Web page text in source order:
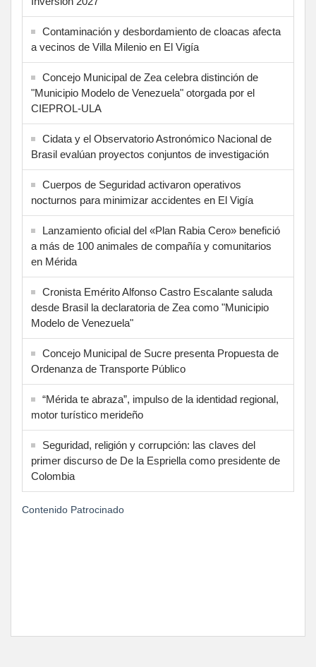
Contaminación y desbordamiento de cloacas afecta
a vecinos de Villa Milenio en El Vigía
Concejo Municipal de Zea celebra distinción de
"Municipio Modelo de Venezuela" otorgada por el
CIEPROL-ULA
Cidata y el Observatorio Astronómico Nacional de
Brasil evalúan proyectos conjuntos de investigación
Cuerpos de Seguridad activaron operativos
nocturnos para minimizar accidentes en El Vigía
Lanzamiento oficial del «Plan Rabia Cero» benefició
a más de 100 animales de compañía y comunitarios
en Mérida
Cronista Emérito Alfonso Castro Escalante saluda
desde Brasil la declaratoria de Zea como "Municipio
Modelo de Venezuela"
Concejo Municipal de Sucre presenta Propuesta de
Ordenanza de Transporte Público
“Mérida te abraza”, impulso de la identidad regional,
motor turístico merideño
Seguridad, religión y corrupción: las claves del
primer discurso de De la Espriella como presidente de
Colombia
Contenido Patrocinado